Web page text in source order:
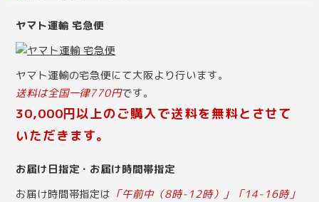
ヤマト運輸 宅急便
ヤマト運輸の宅急便にて大阪より行います。
送料は全国一律770円です。
30,000円以上のご購入で送料を無料とさせて
いただきます。
お届け日指定・お届け時間帯指定
お届け時間帯指定は 「午前中（8時-12時）」「14-16時」